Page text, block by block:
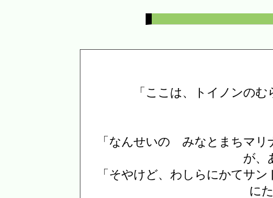
「ここは、トイノンの
「なんせいの みなとまちマ
が、
「そやけど、わしらにかてサ
に